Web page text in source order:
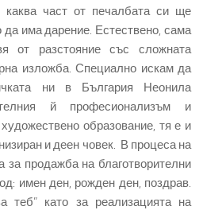
каква част от печалбата си ще
има дарение. Естествено, сама
от разстояние със сложната
изложба. Специално искам да
ни в България Неонила
й професионализъм и
образование, тя е и
и деен човек. В процеса на
за продажба на благотворителни
имен ден, рожден ден, поздрав.
теб” като за реализацията на